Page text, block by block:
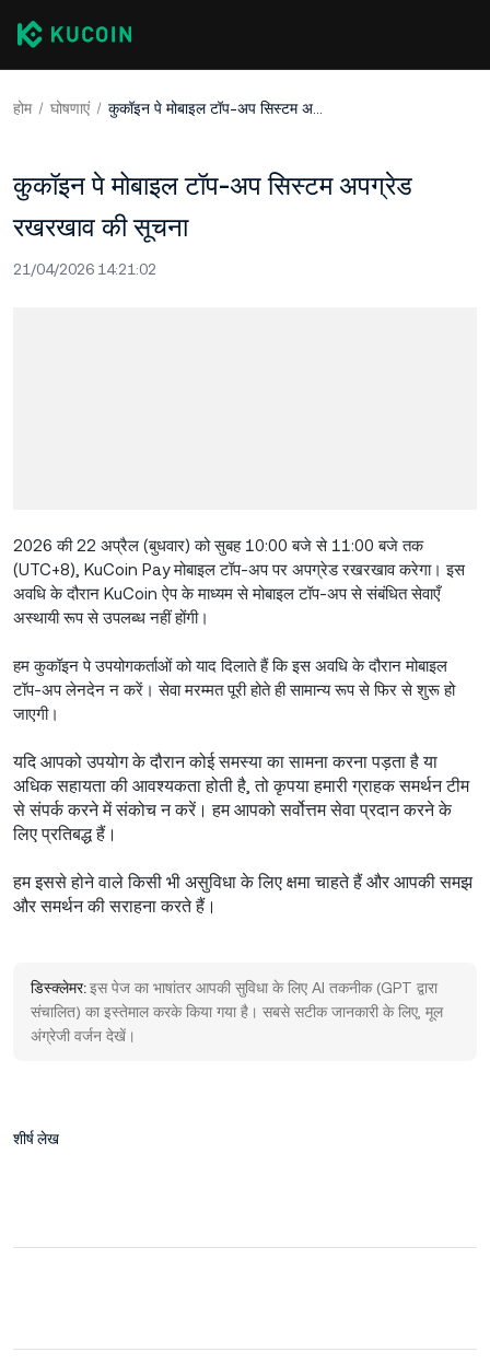
होम घोषणाएं कुकॉइन पे मोबाइल टॉप-अप सिस्टम अपग्रेड रखरखाव की सूचना
कुकॉइन पे मोबाइल टॉप-अप सिस्टम अपग्रेड
रखरखाव की सूचना
21/04/2026 14:21:02
2026 की 22 अप्रैल (बुधवार) को सुबह 10:00 बजे से 11:00 बजे तक
(UTC+8), KuCoin Pay मोबाइल टॉप-अप पर अपग्रेड रखरखाव करेगा। इस
अवधि के दौरान KuCoin ऐप के माध्यम से मोबाइल टॉप-अप से संबंधित सेवाएँ
अस्थायी रूप से उपलब्ध नहीं होंगी।
हम कुकॉइन पे उपयोगकर्ताओं को याद दिलाते हैं कि इस अवधि के दौरान मोबाइल
टॉप-अप लेनदेन न करें। सेवा मरम्मत पूरी होते ही सामान्य रूप से फिर से शुरू हो
जाएगी।
यदि आपको उपयोग के दौरान कोई समस्या का सामना करना पड़ता है या
अधिक सहायता की आवश्यकता होती है, तो कृपया हमारी ग्राहक समर्थन टीम
से संपर्क करने में संकोच न करें। हम आपको सर्वोत्तम सेवा प्रदान करने के
लिए प्रतिबद्ध हैं।
हम इससे होने वाले किसी भी असुविधा के लिए क्षमा चाहते हैं और आपकी समझ
और समर्थन की सराहना करते हैं।
डिस्क्लेमर:इस पेज का भाषांतर आपकी सुविधा के लिए AI तकनीक (GPT द्वारा
संचालित) का इस्तेमाल करके किया गया है। सबसे सटीक जानकारी के लिए, मूल
अंग्रेजी वर्जन देखें।
शीर्ष लेख